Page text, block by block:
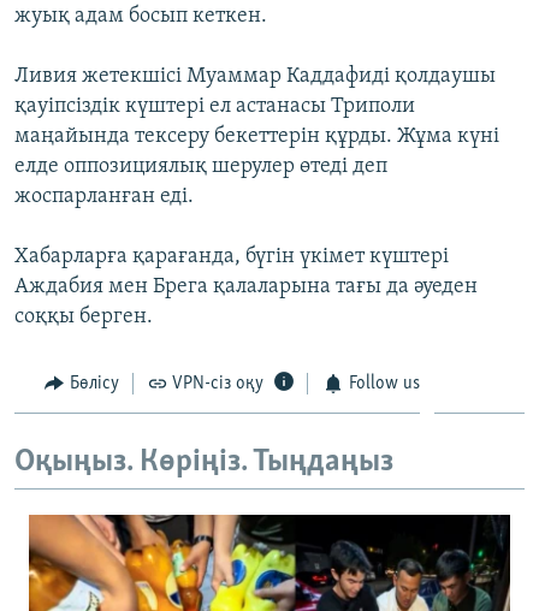
жуық адам босып кеткен.
Ливия жетекшісі Муаммар Каддафиді қолдаушы
қауіпсіздік күштері ел астанасы Триполи
маңайында тексеру бекеттерін құрды. Жұма күні
елде оппозициялық шерулер өтеді деп
жоспарланған еді.
Хабарларға қарағанда, бүгін үкімет күштері
Аждабия мен Брега қалаларына тағы да әуеден
соққы берген.
Бөлісу VPN-сіз оқу Follow us
Оқыңыз. Көріңіз. Тыңдаңыз